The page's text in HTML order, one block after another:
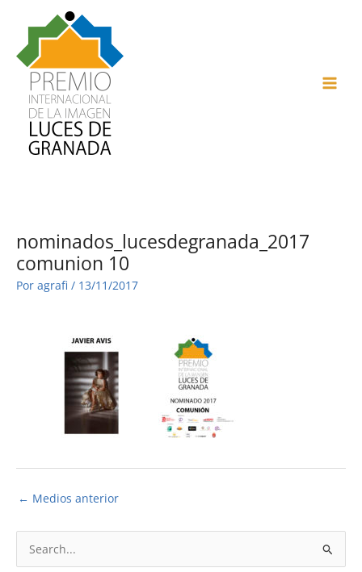
contenido
nominados_lucesdegranada_2017
comunion 10
Por agrafi / 13/11/2017
← Medios anterior
u